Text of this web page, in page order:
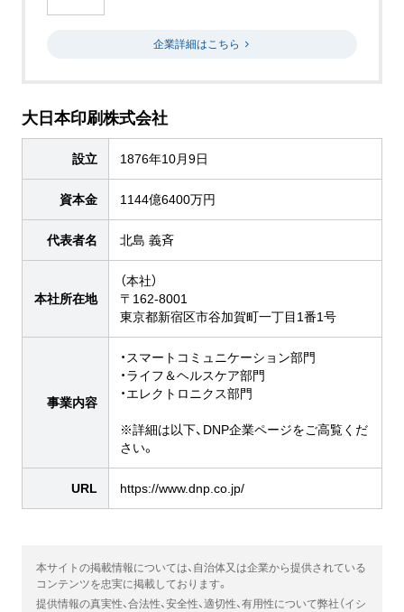
企業詳細はこちら
大日本印刷株式会社
設立 1876年10月9日
資本金 1144億6400万円
代表者名 北島 義斉
本社所在地
（本社）
〒162-8001
東京都新宿区市谷加賀町一丁目1番1号
事業内容
・スマートコミュニケーション部門
・ライフ＆ヘルスケア部門
・エレクトロニクス部門
※詳細は以下、DNP企業ページをご高覧くだ
さい。
URL https://www.dnp.co.jp/
本サイトの掲載情報については、自治体又は企業から提供されている
コンテンツを忠実に掲載しております。
提供情報の真実性、合法性、安全性、適切性、有用性について弊社（イシ